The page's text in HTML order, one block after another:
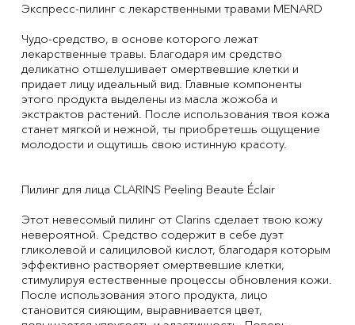
Экспресс-пилинг с лекарственными травами MENARD
Чудо-средство, в основе которого лежат
лекарственные травы. Благодаря им средство
деликатно отшелушивает омертвевшие клетки и
придает лицу идеальный вид. Главные компоненты
этого продукта выделены из масла жожоба и
экстрактов растений. После использования твоя кожа
станет мягкой и нежной, ты приобретешь ощущение
молодости и ощутишь свою истинную красоту.
Пилинг для лица CLARINS Peeling Beaute Éclair
Этот невесомый пилинг от Clarins сделает твою кожу
невероятной. Средство содержит в себе дуэт
гликолевой и салициловой кислот, благодаря которым
эффективно растворяет омертвевшие клетки,
стимулируя естественные процессы обновления кожи.
После использования этого продукта, лицо
становится сияющим, выравнивается цвет,